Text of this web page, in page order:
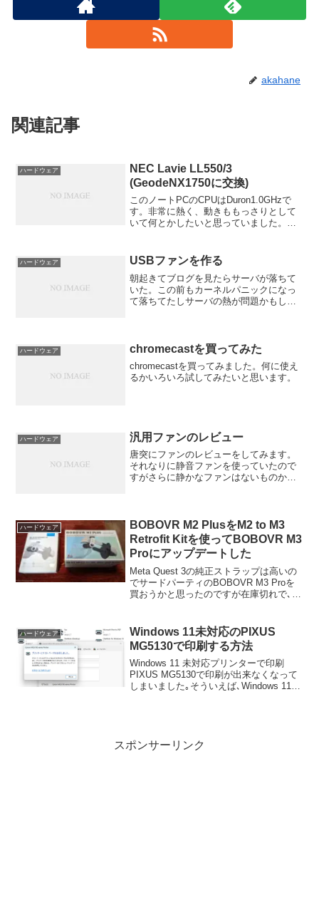
akahane
関連記事
ハードウェア
NEC Lavie LL550/3
(GeodeNX1750に交換)
このノートPCのCPUはDuron1.0GHzで
す。非常に熱く、動きももっさりとして
いて何とかしたいと思っていました。そ
ハードウェア USBファンを作る
朝起きてブログを見たらサーバが落ちて
いた。この前もカーネルパニックになっ
て落ちてたしサーバの熱が問題かもしれ
ファンとUSB...
ハードウェア chromecastを買ってみた
chromecastを買ってみました。何に使え
るかいろいろ試してみたいと思います。
ハードウェア 汎用ファンのレビュー
唐突にファンのレビューをしてみます。
それなりに静音ファンを使っていたので
すがさらに静かなファンはないものかと
イズ：...
ハードウェア
BOBOVR M2 PlusをM2 to M3
Retrofit Kitを使ってBOBOVR M3
Proにアップデートした
Meta Quest 3の純正ストラップは高いの
でサードパーティのBOBOVR M3 Proを
買おうかと思ったのですが在庫切れで､公
ハードウェア
Windows 11未対応のPIXUS
MG5130で印刷する方法
Windows 11 未対応プリンターで印刷
PIXUS MG5130で印刷が出来なくなって
しまいました｡そういえば､Windows 11へ
スポンサーリンク